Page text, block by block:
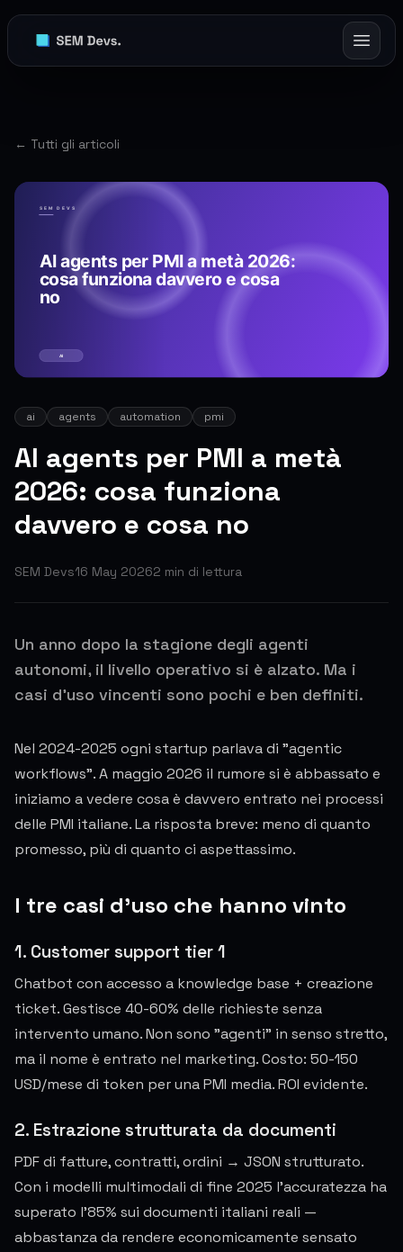
← Tutti gli articoli
ai agents automation pmi
AI agents per PMI a metà
2026: cosa funziona
davvero e cosa no
SEM Devs16 May 20262 min di lettura
Un anno dopo la stagione degli agenti
autonomi, il livello operativo si è alzato. Ma i
casi d'uso vincenti sono pochi e ben definiti.
Nel 2024-2025 ogni startup parlava di "agentic
workflows". A maggio 2026 il rumore si è abbassato e
iniziamo a vedere cosa è davvero entrato nei processi
delle PMI italiane. La risposta breve: meno di quanto
promesso, più di quanto ci aspettassimo.
I tre casi d'uso che hanno vinto
1. Customer support tier 1
Chatbot con accesso a knowledge base + creazione
ticket. Gestisce 40-60% delle richieste senza
intervento umano. Non sono "agenti" in senso stretto,
ma il nome è entrato nel marketing. Costo: 50-150
USD/mese di token per una PMI media. ROI evidente.
2. Estrazione strutturata da documenti
PDF di fatture, contratti, ordini → JSON strutturato.
Con i modelli multimodali di fine 2025 l'accuratezza ha
superato l'85% sui documenti italiani reali —
abbastanza da rendere economicamente sensato